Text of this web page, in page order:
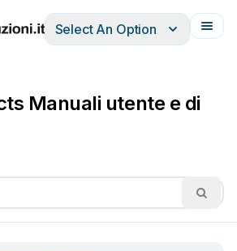
ItalianoFrançais
Select An Option
Manuali utente e di